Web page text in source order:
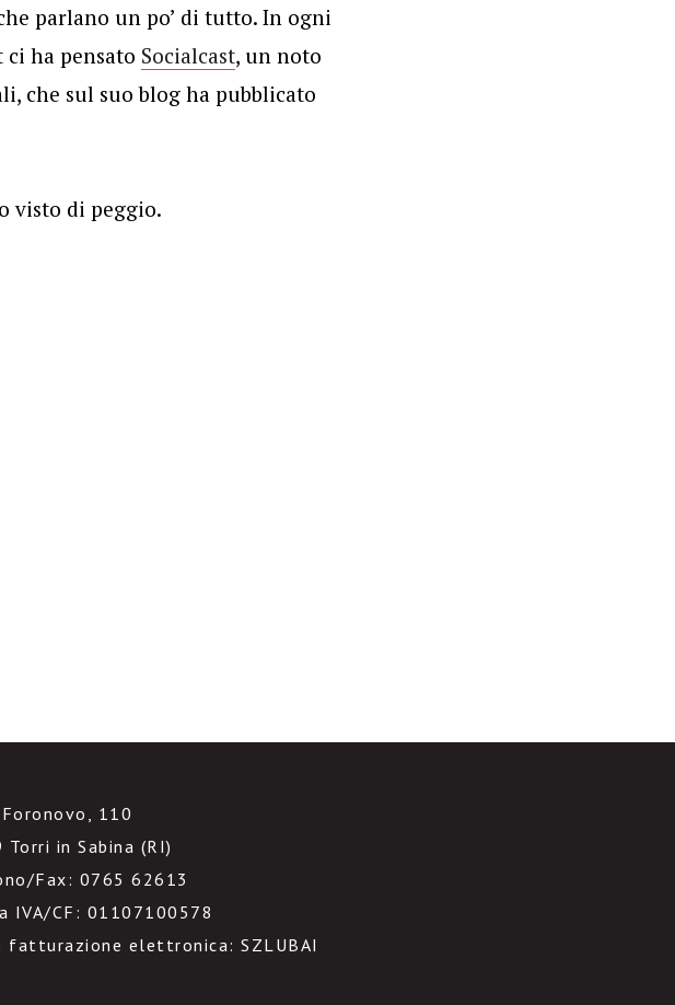
parlano un po’ di tutto. In ogni
ha pensato Socialcast, un noto
che sul suo blog ha pubblicato
visto di peggio.
110
Torri in Sabina (RI)
Fax: 0765 62613
IVA/CF: 01107100578
fatturazione elettronica: SZLUBAI